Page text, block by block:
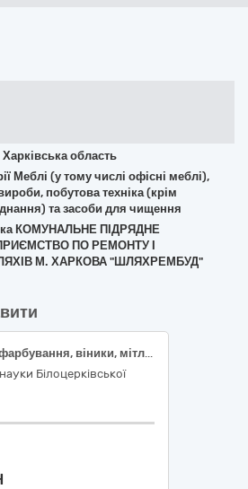
Харківська область
Меблі (у тому числі офісні меблі),
побутова техніка (крім
та засоби для чищення
КОМУНАЛЬНЕ ПІДРЯДНЕ
ПО РЕМОНТУ І
М. ХАРКОВА "ШЛЯХРЕМБУД"
Пензлі, валики для фарбування, віники, мітли та інші господарські товари
Білоцерківської